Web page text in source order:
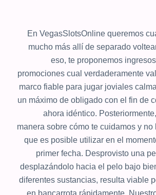
En VegasSlotsOnline queremos
mucho más allí de separado
eso, te proponemos
promociones cual verdaderamente
marco fiable para jugar joviales
un máximo de obligado con el fin de
ahora idéntico.
manera sobre cómo te cuidamos y
que es posible utilizar en el
primer fecha. Desprovisto una
desplazándolo hacia el pelo bajo
diferentes sustancias, resulta viable
en bancarrota rápidamente.